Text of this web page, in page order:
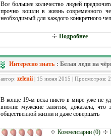
Все большее количество людей
прочно вошли в жизнь современного
необходимый для каждого конкретного
Подробнее
Интересно знать : Белая леди на
автор: zelenii | 15 июня 2015 | Просмотров:
В конце 19-м века никто в мире уже не
вполне мужские занятия, доказала, что
общественной жизни и даже совершать
Комментарии (0)